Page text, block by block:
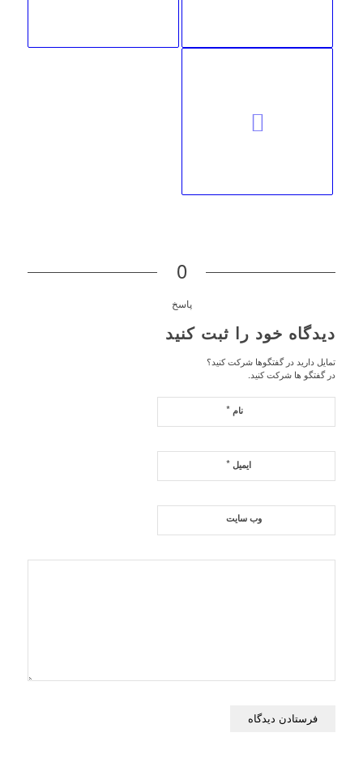
0
پاسخ
دیدگاه خود را ثبت کنید
تمایل دارید در گفتگوها شرکت کنید؟
در گفتگو ها شرکت کنید.
نام*
ایمیل*
وب‌ سایت